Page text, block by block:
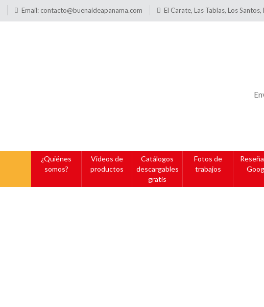
Email: contacto@buenaideapanama.com El Carate, Las Tablas, Los Santos,
¿Quiénes
somos?
Videos de
productos
Catálogos
descargables
gratis
Fotos de
trabajos